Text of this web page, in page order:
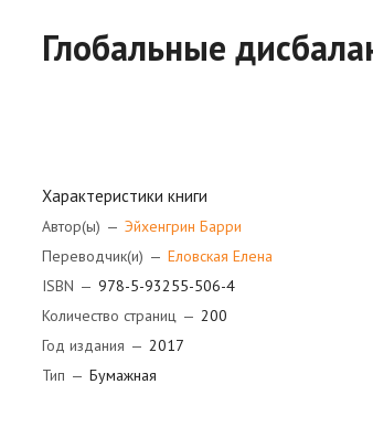
Глобальные
Характеристики книги
Автор(ы) — Эйхенгрин Барри
Переводчик(и) — Еловская Елена
ISBN — 978-5-93255-506-4
Количество страниц — 200
Год издания — 2017
Тип — Бумажная